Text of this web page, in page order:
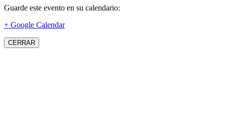
Guarde este evento en su calendario:
+ Google Calendar
CERRAR